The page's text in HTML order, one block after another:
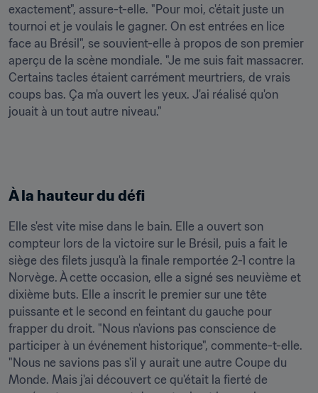
exactement", assure-t-elle. "Pour moi, c'était juste un
tournoi et je voulais le gagner. On est entrées en lice
face au Brésil", se souvient-elle à propos de son premier
aperçu de la scène mondiale. "Je me suis fait massacrer.
Certains tacles étaient carrément meurtriers, de vrais
coups bas. Ça m'a ouvert les yeux. J'ai réalisé qu'on
jouait à un tout autre niveau."
À la hauteur du défi
Elle s'est vite mise dans le bain. Elle a ouvert son
compteur lors de la victoire sur le Brésil, puis a fait le
siège des filets jusqu'à la finale remportée 2-1 contre la
Norvège. À cette occasion, elle a signé ses neuvième et
dixième buts. Elle a inscrit le premier sur une tête
puissante et le second en feintant du gauche pour
frapper du droit. "Nous n'avions pas conscience de
participer à un événement historique", commente-t-elle.
"Nous ne savions pas s'il y aurait une autre Coupe du
Monde. Mais j'ai découvert ce qu'était la fierté de